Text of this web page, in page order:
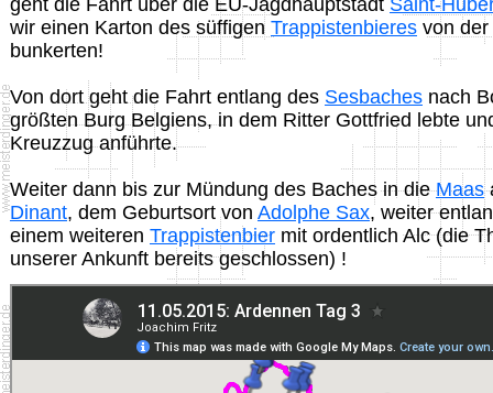
geht die Fahrt über die EU-Jagdhauptstadt Saint-
wir einen Karton des süffigen Trappistenbieres von der
bunkerten!
Von dort geht die Fahrt entlang des Sesbaches nach
größten Burg Belgiens, in dem Ritter Gottfried lebte
Kreuzzug anführte.
Weiter dann bis zur Mündung des Baches in dieMaas
Dinant, dem Geburtsort von Adolphe Sax, weiter
einem weiteren Trappistenbier mit ordentlich Alc (die
unserer Ankunft bereits geschlossen) !